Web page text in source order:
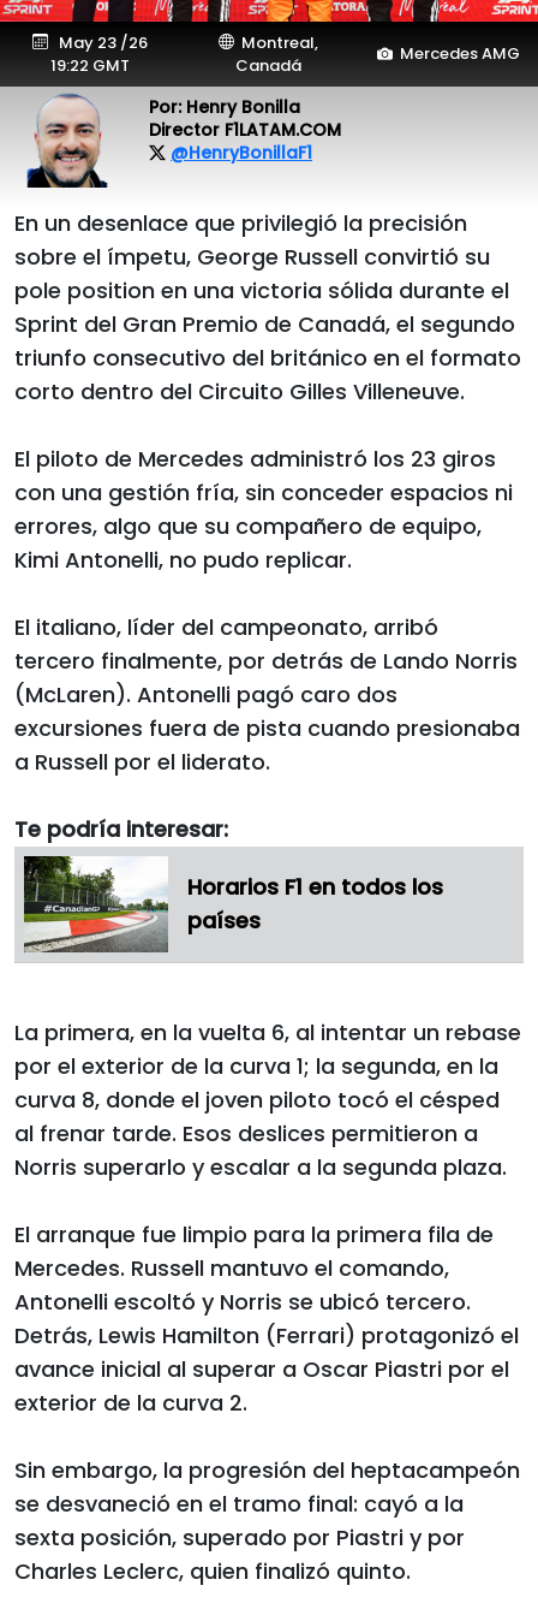
May 23 /26
19:22 GMT
Montreal,
Canadá
Mercedes AMG
Por: Henry Bonilla
Director F1LATAM.COM
@HenryBonillaF1
En un desenlace que privilegió la precisión
sobre el ímpetu, George Russell convirtió su
pole position en una victoria sólida durante el
Sprint del Gran Premio de Canadá, el segundo
triunfo consecutivo del británico en el formato
corto dentro del Circuito Gilles Villeneuve.
El piloto de Mercedes administró los 23 giros
con una gestión fría, sin conceder espacios ni
errores, algo que su compañero de equipo,
Kimi Antonelli, no pudo replicar.
El italiano, líder del campeonato, arribó
tercero finalmente, por detrás de Lando Norris
(McLaren). Antonelli pagó caro dos
excursiones fuera de pista cuando presionaba
a Russell por el liderato.
Te podría interesar:
Horarios F1 en todos los
países
La primera, en la vuelta 6, al intentar un rebase
por el exterior de la curva 1; la segunda, en la
curva 8, donde el joven piloto tocó el césped
al frenar tarde. Esos deslices permitieron a
Norris superarlo y escalar a la segunda plaza.
El arranque fue limpio para la primera fila de
Mercedes. Russell mantuvo el comando,
Antonelli escoltó y Norris se ubicó tercero.
Detrás, Lewis Hamilton (Ferrari) protagonizó el
avance inicial al superar a Oscar Piastri por el
exterior de la curva 2.
Sin embargo, la progresión del heptacampeón
se desvaneció en el tramo final: cayó a la
sexta posición, superado por Piastri y por
Charles Leclerc, quien finalizó quinto.